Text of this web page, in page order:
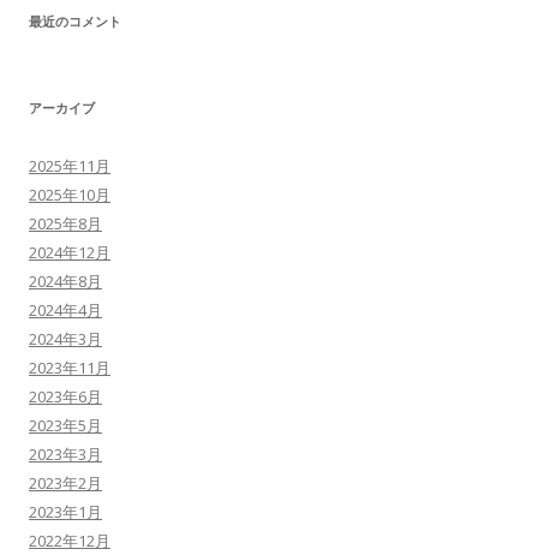
最近のコメント
アーカイブ
2025年11月
2025年10月
2025年8月
2024年12月
2024年8月
2024年4月
2024年3月
2023年11月
2023年6月
2023年5月
2023年3月
2023年2月
2023年1月
2022年12月